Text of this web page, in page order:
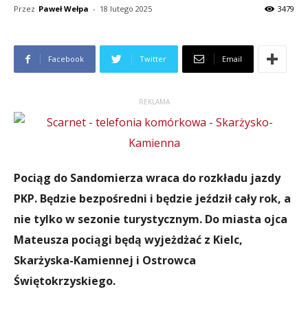
Przez Paweł Wełpa - 18 lutego 2025 3479
Facebook Twitter Email
REKLAMA
Pociąg do Sandomierza wraca do rozkładu jazdy
PKP. Będzie bezpośredni i będzie jeździł cały rok, a
nie tylko w sezonie turystycznym. Do miasta ojca
Mateusza pociągi będą wyjeżdżać z Kielc,
Skarżyska-Kamiennej i Ostrowca
Świętokrzyskiego.